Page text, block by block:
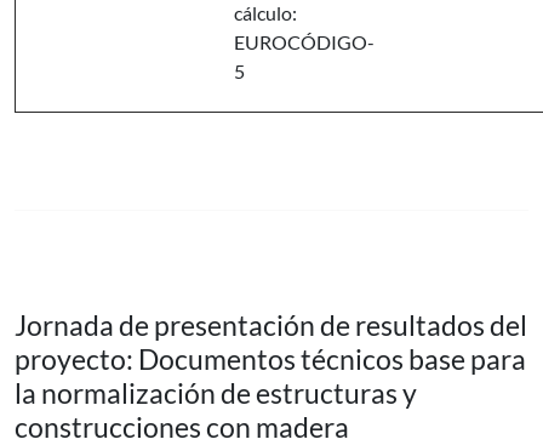
cálculo:
EUROCÓDIGO-
5
Jornada de presentación de resultados del
proyecto: Documentos técnicos base para
la normalización de estructuras y
construcciones con madera